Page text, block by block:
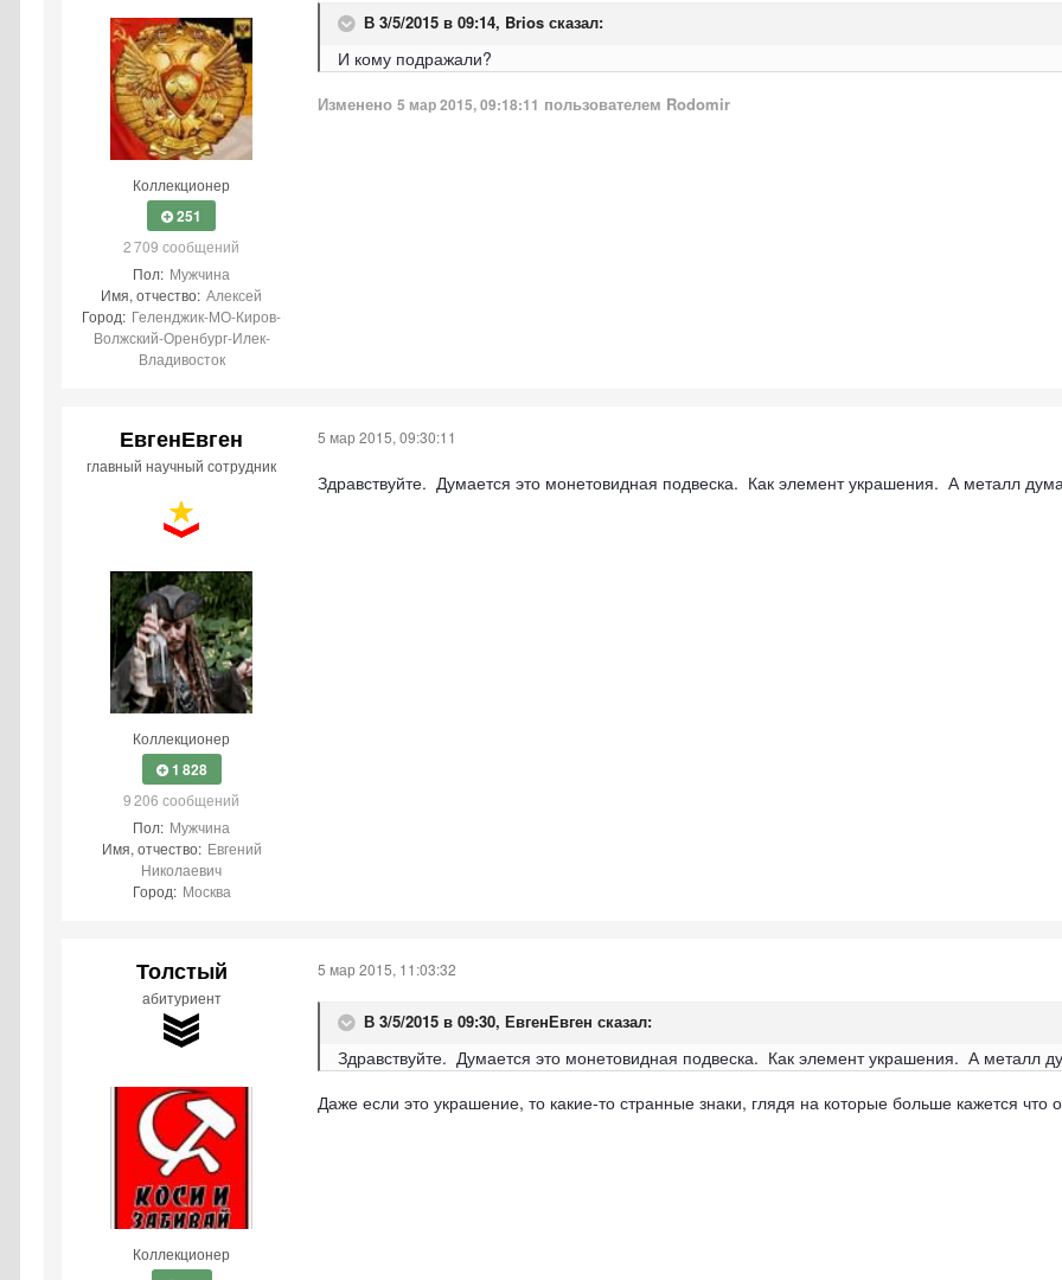
Коллекционер
251
2 709 сообщений
Пол: Мужчина
Имя, отчество: Алексей
Город: Геленджик-МО-Киров-
Волжский-Оренбург-Илек-
Владивосток
В 3/5/2015 в 09:14, Brios сказал:
И кому подражали?
Изменено 5 мар 2015, 09:18:11 пользователем Rodomir
ЕвгенЕвген
главный научный сотрудник
Коллекционер
1 828
9 206 сообщений
Пол: Мужчина
Имя, отчество: Евгений
Николаевич
Город: Москва
5 мар 2015, 09:30:11
Здравствуйте. Думается это монетовидная подвеска. Как элемент украшения. А металл
Толстый
абитуриент
Коллекционер
5 мар 2015, 11:03:32
В 3/5/2015 в 09:30, ЕвгенЕвген сказал:
Здравствуйте. Думается это монетовидная подвеска. Как элемент украшения. А металл
Даже если это украшение, то какие-то странные знаки, глядя на которые больше кажется что